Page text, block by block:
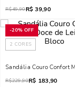
R$49,90R$ 39,90
-20% OFF
2 CORES
Sandália Couro Confort
R$229,90R$ 183,90